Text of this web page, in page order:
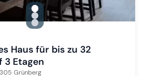
gallery.slide_selector
Zu Slide 1 wechseln
Zu Slide 2 wechseln
Zu Slide 3 wechseln
Haus für bis zu 32
3 Etagen
Grünberg